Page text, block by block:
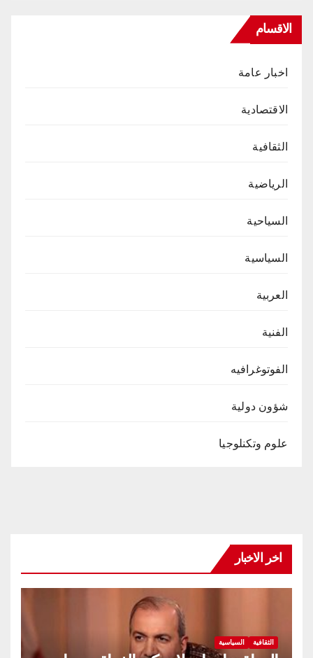
الاقسام
اخبار عامة
الاقتصادية
الثقافية
الرياضية
السياحية
السياسية
العربية
الفنية
الفوتوغرافيه
شؤون دولية
علوم وتكنلوجيا
اخر الاخبار
الثقافية السياسية